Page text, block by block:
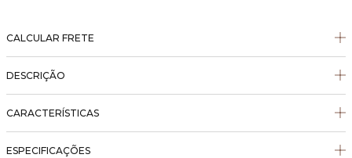
CALCULAR FRETE
DESCRIÇÃO
CARACTERÍSTICAS
ESPECIFICAÇÕES